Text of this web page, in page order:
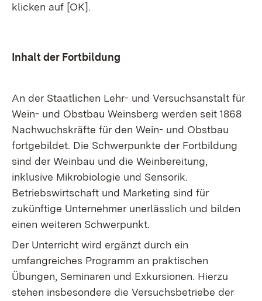
klicken auf [OK].
Inhalt der Fortbildung
An der Staatlichen Lehr- und Versuchsanstalt für
Wein- und Obstbau Weinsberg werden seit 1868
Nachwuchskräfte für den Wein- und Obstbau
fortgebildet. Die Schwerpunkte der Fortbildung
sind der Weinbau und die Weinbereitung,
inklusive Mikrobiologie und Sensorik.
Betriebswirtschaft und Marketing sind für
zukünftige Unternehmer unerlässlich und bilden
einen weiteren Schwerpunkt.
Der Unterricht wird ergänzt durch ein
umfangreiches Programm an praktischen
Übungen, Seminaren und Exkursionen. Hierzu
stehen insbesondere die Versuchsbetriebe der